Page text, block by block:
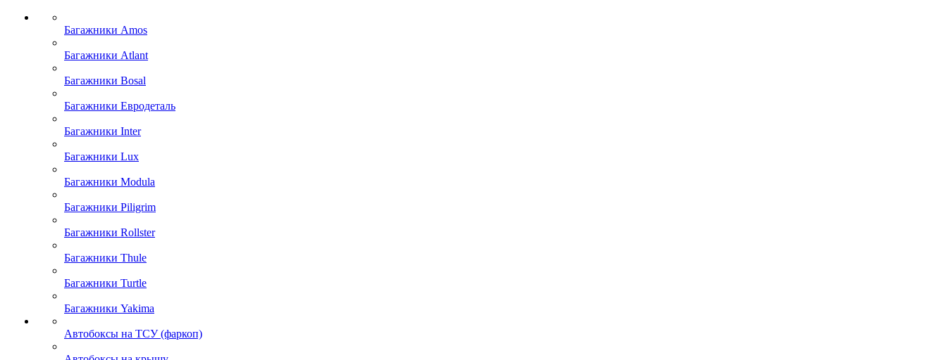
Багажники Amos
Багажники Atlant
Багажники Bosal
Багажники Евродеталь
Багажники Inter
Багажники Lux
Багажники Modula
Багажники Piligrim
Багажники Rollster
Багажники Thule
Багажники Turtle
Багажники Yakima
Автобоксы на ТСУ (фаркоп)